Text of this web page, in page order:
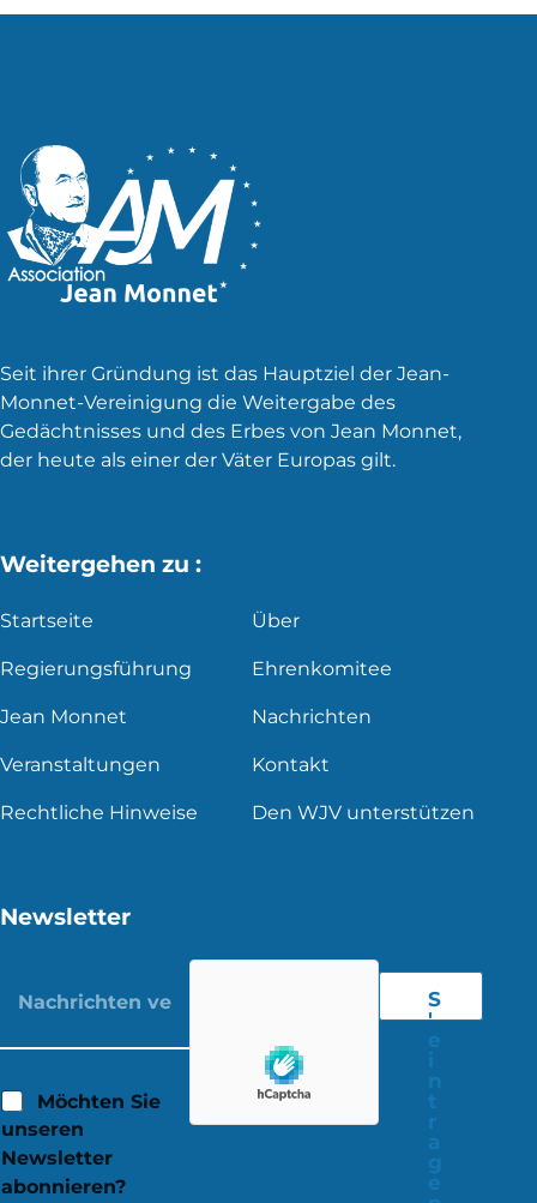
Seit ihrer Gründung ist das Hauptziel der Jean-
Monnet-Vereinigung die Weitergabe des
Gedächtnisses und des Erbes von Jean Monnet,
der heute als einer der Väter Europas gilt.
Weitergehen zu :
Startseite Über
Regierungsführung Ehrenkomitee
Jean Monnet Nachrichten
Veranstaltungen Kontakt
Rechtliche Hinweise Den WJV unterstützen
Newsletter
Möchten Sie
unseren
Newsletter
abonnieren?
S
'